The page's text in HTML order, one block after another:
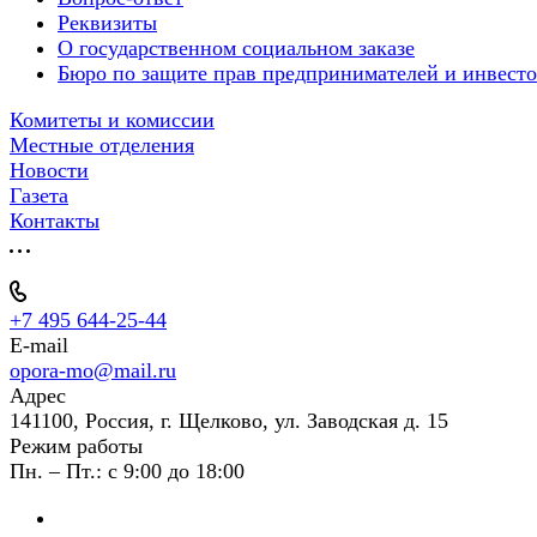
Реквизиты
О государственном социальном заказе
Бюро по защите прав предпринимателей и
Комитеты и комиссии
Местные отделения
Новости
Газета
Контакты
+7 495 644-25-44
E-mail
opora-mo@mail.ru
Адрес
141100, Россия, г. Щелково, ул. Заводская д. 15
Режим работы
Пн. – Пт.: с 9:00 до 18:00